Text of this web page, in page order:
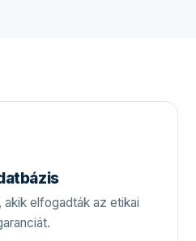
elfogadták az etikai